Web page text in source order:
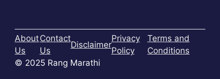
About
Us
Contact
Us
Disclaimer
Privacy
Policy
Terms and
Conditions
© 2025 Rang Marathi